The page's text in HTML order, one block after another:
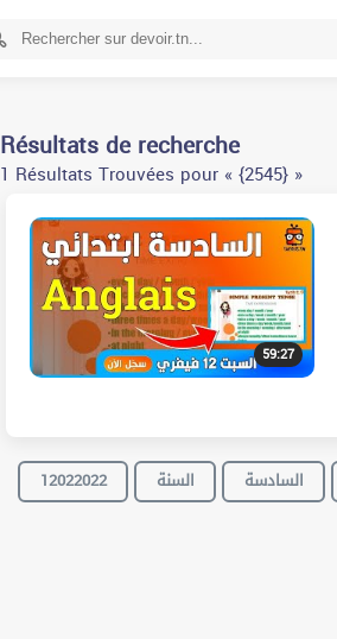
Résultats de recherche
1 Résultats Trouvées pour « {2545} »
59:27
12022022 السنة السادسة